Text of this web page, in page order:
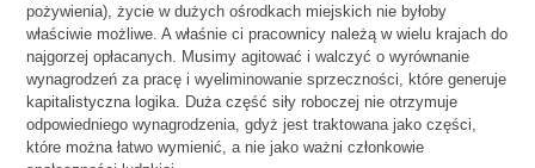
pożywienia), życie w dużych ośrodkach miejskich nie byłoby
właściwie możliwe. A właśnie ci pracownicy należą w wielu krajach do
najgorzej opłacanych. Musimy agitować i walczyć o wyrównanie
wynagrodzeń za pracę i wyeliminowanie sprzeczności, które generuje
kapitalistyczna logika. Duża część siły roboczej nie otrzymuje
odpowiedniego wynagrodzenia, gdyż jest traktowana jako części,
które można łatwo wymienić, a nie jako ważni członkowie